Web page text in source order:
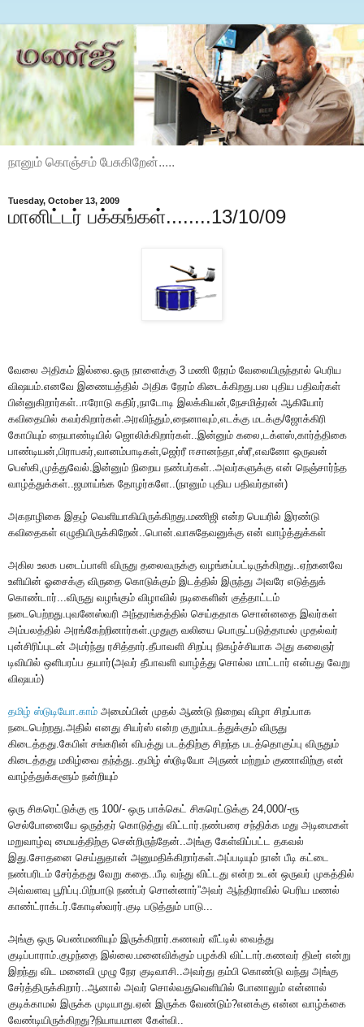
நானும் கொஞ்சம் பேசுகிறேன்.....
Tuesday, October 13, 2009
மானிட்டர் பக்கங்கள்........13/10/09
வேலை அதிகம் இல்லை.ஒரு நாளைக்கு 3 மணி நேரம் வேலையிருந்தால் பெரிய
விஷயம்.எனவே இணையத்தில் அதிக நேரம் கிடைக்கிறது.பல புதிய பதிவர்கள்
பின்னுகிறார்கள்..ஈரோடு கதிர்,நாடோடி இலக்கியன்,நேசமித்ரன் ஆகியோர்
கவிதையில் கவர்கிறார்கள்.அரவிந்தும்,நைனாவும்,எடக்கு மடக்கு/ஜோக்கிரி
கோபியும் நையாண்டியில் ஜொலிக்கிறார்கள்..இன்னும் கலை,டக்ளஸ்,கார்த்திகை
பாண்டியன்,பிராபகர்,வானம்பாடிகள்,ஜெர்ரீ ஈசானந்தா,ஸ்ரீ,எவனோ ஒருவன்
பெஸ்கி,முத்துவேல்.இன்னும் நிறைய நண்பர்கள்..அவர்களுக்கு என் நெஞ்சார்ந்த
வாழ்த்துக்கள்..ஜமாய்ங்க தோழர்களே..(நானும் புதிய பதிவர்தான்)
அகநாழிகை இதழ் வெளியாகியிருக்கிறது.மணிஜி என்ற பெயரில் இரண்டு
கவிதைகள் எழுதியிருக்கிறேன்..பொன்.வாசுதேவனுக்கு என் வாழ்த்துக்கள்
அகில உலக படைப்பாளி விருது தலைவருக்கு வழங்கப்பட்டிருக்கிறது..ஏற்கனவே
உளியின் ஓசைக்கு விருதை கொடுக்கும் இடத்தில் இருந்து அவரே எடுத்துக்
கொண்டார்...விருது வழங்கும் விழாவில் நடிகைளின் குத்தாட்டம்
நடைபெற்றது.புவனேஸ்வரி அந்தரங்கத்தில் செய்ததாக சொன்னதை இவர்கள்
அம்பலத்தில் அரங்கேற்றினார்கள்.முதுகு வலியை பொருட்படுத்தாமல் முதல்வர்
புன்சிரிப்புடன் அமர்ந்து ரசித்தார்.தீபாவளி சிறப்பு நிகழ்ச்சியாக அது கலைஞர்
டிவியில் ஒளிபரப்ப தயார்(அவர் தீபாவளி வாழ்த்து சொல்ல மாட்டார் என்பது வேறு
விஷயம்)
தமிழ் ஸ்டுடியோ.காம் அமைப்பின் முதல் ஆண்டு நிறைவு விழா சிறப்பாக
நடைபெற்றது.அதில் எனது சியர்ஸ் என்ற குறும்படத்துக்கும் விருது
கிடைத்தது.கேபிள் சங்கரின் விபத்து படத்திற்கு சிறந்த படத்தொகுப்பு விருதும்
கிடைத்தது மகிழ்வை தந்த்து..தமிழ் ஸ்டூடியோ அருண் மற்றும் குணாவிற்கு என்
வாழ்த்துக்களூம் நன்றியும்
ஒரு சிகரெட்டுக்கு ரூ 100/- ஒரு பாக்கெட் சிகரெட்டுக்கு 24,000/-ரூ
செல்போனையே ஒருத்தர் கொடுத்து விட்டார்.நண்பரை சந்திக்க மது அடிமைகள்
மறுவாழ்வு மையத்திற்கு சென்றிருந்தேன்..அங்கு கேள்விப்பட்ட தகவல்
இது.சோதனை செய்துதான் அனுமதிக்கிறார்கள்.அப்படியும் நான் பீடி கட்டை
நண்பரிடம் சேர்த்தது வேறு கதை..பீடி வந்து விட்டது என்ற உடன் ஒருவர் முகத்தில்
அவ்வளவு பூரிப்பு.பிற்பாடு நண்பர் சொன்னார்”அவர் ஆந்திராவில் பெரிய மணல்
காண்ட்ராக்டர்.கோடிஸ்வரர்.குடி படுத்தும் பாடு...
அங்கு ஒரு பெண்மணியும் இருக்கிறார்.கணவர் வீட்டில் வைத்து
குடிப்பாராம்.குழந்தை இல்லை.மனைவிக்கும் பழக்கி விட்டார்.கணவர் திடீர் என்று
இறந்து விட மனைவி முழு நேர குடிவாசி..அவர்து தம்பி கொண்டு வந்து அங்கு
சேர்த்திருக்கிறார்..ஆனால் அவர் சொல்வதுவெளியில் போனாலும் என்னால்
குடிக்காமல் இருக்க முடியாது.ஏன் இருக்க வேண்டும்?எனக்கு என்ன வாழ்க்கை
வேண்டியிருக்கிறது?நியாயமான கேள்வி..